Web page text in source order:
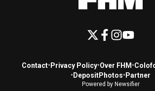
Contact• Privacy Policy•Over FHM •
• DepositPhotos• Partner
Powered by Newsifier